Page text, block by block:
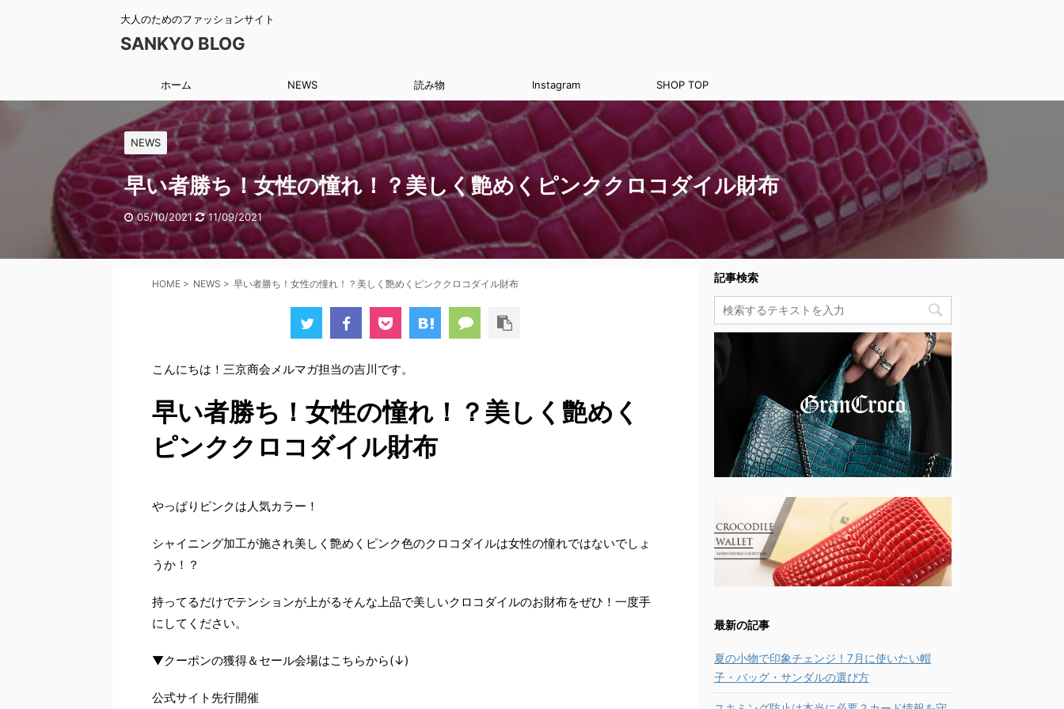
大人のためのファッションサイト
SANKYO BLOG
ホーム NEWS 読み物 Instagram SHOP TOP
NEWS
早い者勝ち！女性の憧れ！？美しく艶めくピンククロコダイル財布
05/10/2021 11/09/2021
HOME > NEWS > 早い者勝ち！女性の憧れ！？美しく艶めくピンククロコダイル財布
こんにちは！三京商会メルマガ担当の吉川です。
早い者勝ち！女性の憧れ！？美しく艶めく
ピンククロコダイル財布
やっぱりピンクは人気カラー！
シャイニング加工が施され美しく艶めくピンク色のクロコダイルは女性の憧れではないでしょ
うか！？
持ってるだけでテンションが上がるそんな上品で美しいクロコダイルのお財布をぜひ！一度手
にしてください。
▼クーポンの獲得＆セール会場はこちらから(↓)
公式サイト先行開催
記事検索
最新の記事
夏の小物で印象チェンジ！7月に使いたい帽
子・バッグ・サンダルの選び方